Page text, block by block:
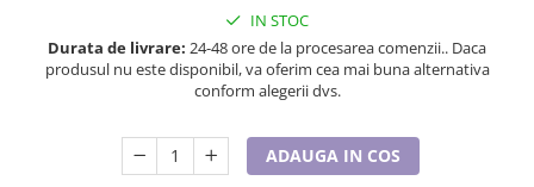
Umbrele
Pijamale de copii
Cadouri ocazii speciale
Tricouri de craciun
IN STOC
Durata de livrare: 24-48 ore de la procesarea comenzii.. Daca
produsul nu este disponibil, va oferim cea mai buna alternativa
conform alegerii dvs.
ADAUGA IN COS